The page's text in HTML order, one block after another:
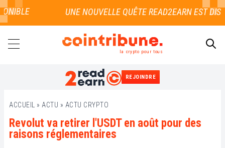
la crypto pour tous
REJOINDRE
ACCUEIL » ACTU » ACTU CRYPTO
Revolut va retirer l'USDT en août pour des
raisons réglementaires